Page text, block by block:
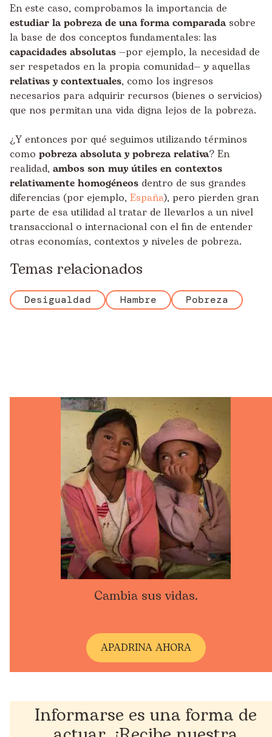
En este caso, comprobamos la importancia de
estudiar la pobreza de una forma comparadasobre
la base de dos conceptos fundamentales: las
capacidades absolutas —por ejemplo, la necesidad de
ser respetados en la propia comunidad— y aquellas
relativas y contextuales, como los ingresos
necesarios para adquirir recursos (bienes o servicios)
que nos permitan una vida digna lejos de la pobreza.
¿Y entonces por qué seguimos utilizando términos
como pobreza absoluta y pobreza relativa? En
realidad, ambos son muy útiles en contextos
relativamente homogéneos dentro de sus grandes
diferencias (por ejemplo, España), pero pierden gran
parte de esa utilidad al tratar de llevarlos a un nivel
transaccional o internacional con el fin de entender
otras economías, contextos y niveles de pobreza.
Temas relacionados
Desigualdad Hambre Pobreza
Cambia sus vidas.
APADRINA AHORA
Informarse es una forma de